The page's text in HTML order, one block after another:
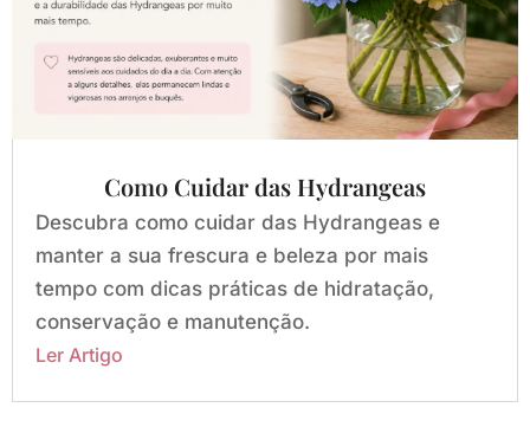
Como Cuidar das Hydrangeas
Descubra como cuidar das Hydrangeas e
manter a sua frescura e beleza por mais
tempo com dicas práticas de hidratação,
conservação e manutenção.